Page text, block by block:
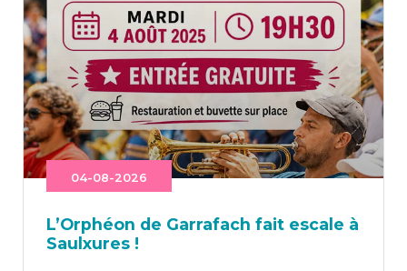
04-08-2026
L’Or­phéon de Gar­ra­fach fait escale à
Saulxures !